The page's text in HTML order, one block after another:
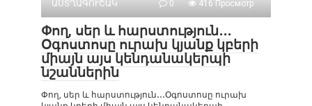
ԱՍՏՂԱԳՈՒՇԱԿ
0 416 Просмотр
Փող, սեր և հարստություն․․․
Օգոստոսը ուրախ կյանք կբերի
միայն այս կենդանակերպի
նշաններին
Փող, սեր և հարստություն․․․Օգոստոսը ուրախ